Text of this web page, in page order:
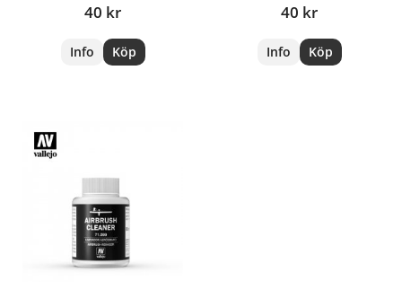
40 kr
Info Köp
40 kr
Info Köp